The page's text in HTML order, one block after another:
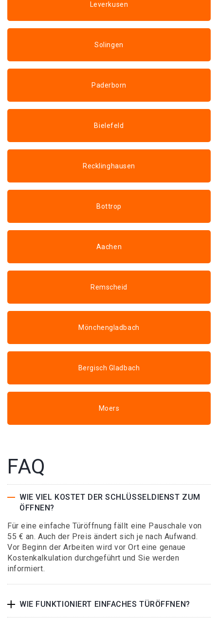
Leverkusen
Solingen
Paderborn
Bielefeld
Recklinghausen
Bottrop
Aachen
Remscheid
Mönchengladbach
Bergisch Gladbach
Moers
FAQ
WIE VIEL KOSTET DER SCHLÜSSELDIENST ZUM
ÖFFNEN?
Für eine einfache Türöffnung fällt eine Pauschale von
55 € an. Auch der Preis ändert sich je nach Aufwand.
Vor Beginn der Arbeiten wird vor Ort eine genaue
Kostenkalkulation durchgeführt und Sie werden
informiert.
WIE FUNKTIONIERT EINFACHES TÜRÖFFNEN?